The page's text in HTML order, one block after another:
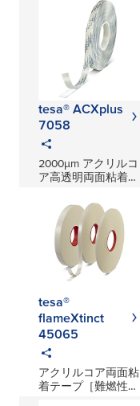
tesa® ACXplus
7058
2000μm アクリルコ
ア高透明両面粘着テ
tesa®
flameXtinct
45065
アクリルコア両面粘
着テープ［難燃性・